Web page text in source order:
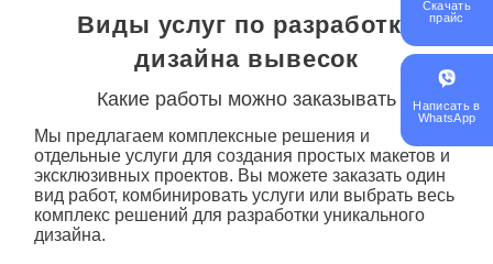
Виды услуг по разработке
дизайна вывесок
Какие работы можно заказывать
Мы предлагаем комплексные решения и
отдельные услуги для создания простых макетов и
эксклюзивных проектов. Вы можете заказать один
вид работ, комбинировать услуги или выбрать весь
комплекс решений для разработки уникального
дизайна.
Скачать
прайс
Написать в
WhatsApp